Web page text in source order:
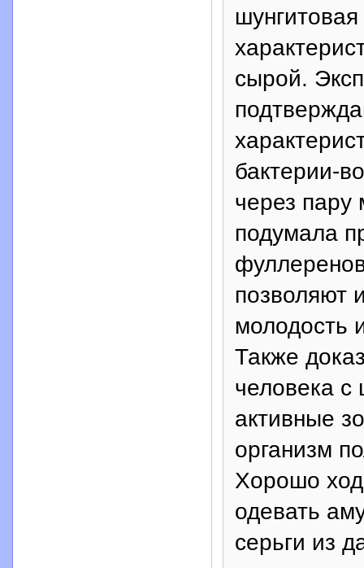
сырой.
бактерии-
через пару
подумала
позволяют
молодость
Также
человека с
активные
организм
Хорошо
одевать
серьги из